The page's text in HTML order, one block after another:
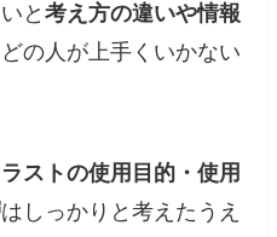
と考え方の違いや情報
の人が上手くいかない
ストの使用目的・使用
はしっかりと考えたうえ